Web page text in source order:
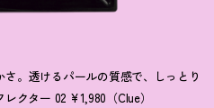
。透けるパールの質感で、しっとり
クター 02 ¥1,980（Clue）